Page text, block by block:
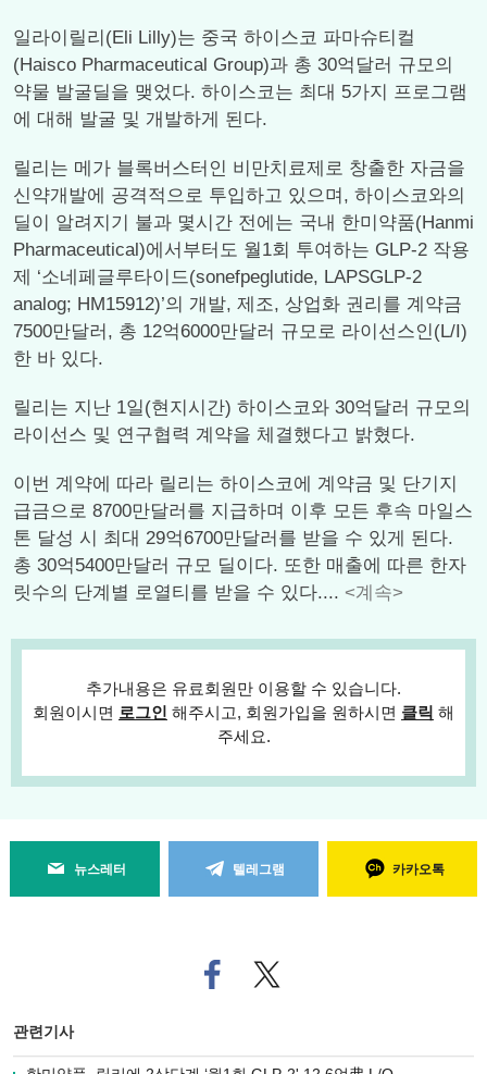
일라이릴리(Eli Lilly)는 중국 하이스코 파마슈티컬
(Haisco Pharmaceutical Group)과 총 30억달러 규모의
약물 발굴딜을 맺었다. 하이스코는 최대 5가지 프로그램
에 대해 발굴 및 개발하게 된다.
릴리는 메가 블록버스터인 비만치료제로 창출한 자금을
신약개발에 공격적으로 투입하고 있으며, 하이스코와의
딜이 알려지기 불과 몇시간 전에는 국내 한미약품(Hanmi
Pharmaceutical)에서부터도 월1회 투여하는 GLP-2 작용
제 ‘소네페글루타이드(sonefpeglutide, LAPSGLP-2
analog; HM15912)’의 개발, 제조, 상업화 권리를 계약금
7500만달러, 총 12억6000만달러 규모로 라이선스인(L/I)
한 바 있다.
릴리는 지난 1일(현지시간) 하이스코와 30억달러 규모의
라이선스 및 연구협력 계약을 체결했다고 밝혔다.
이번 계약에 따라 릴리는 하이스코에 계약금 및 단기지
급금으로 8700만달러를 지급하며 이후 모든 후속 마일스
톤 달성 시 최대 29억6700만달러를 받을 수 있게 된다.
총 30억5400만달러 규모 딜이다. 또한 매출에 따른 한자
릿수의 단계별 로열티를 받을 수 있다.... <계속>
추가내용은 유료회원만 이용할 수 있습니다.
회원이시면 로그인 해주시고, 회원가입을 원하시면 클릭 해
주세요.
뉴스레터 텔레그램 카카오톡
페
이
로
트위
터로
관련기사